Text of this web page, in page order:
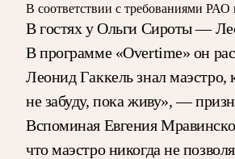
В соответствии с требованиями РАО
В гостях у Ольги Сироты —
В программе «Overtime» он
Леонид Гаккель знал маэстро,
не забуду, пока живу», —
Вспоминая Евгения
что маэстро никогда не